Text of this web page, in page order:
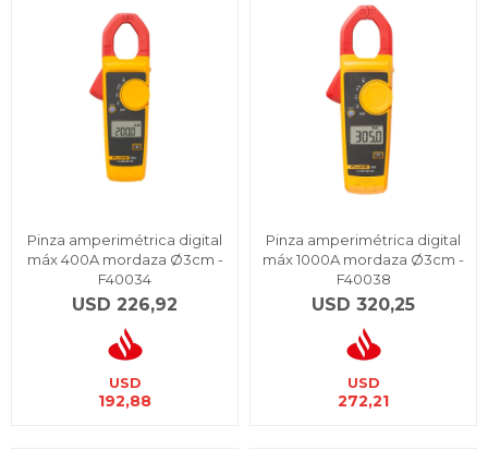
Pinza amperimétrica digital
máx 400A mordaza Ø3cm -
F40034
USD 226,92
USD
192,88
Pinza amperimétrica digital
máx 1000A mordaza Ø3cm -
F40038
USD 320,25
USD
272,21